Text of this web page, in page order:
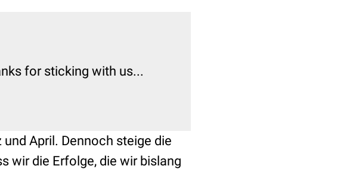
for sticking with us...
April. Dennoch steige die
wir die Erfolge, die wir bislang